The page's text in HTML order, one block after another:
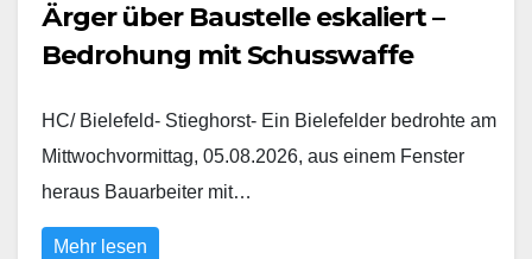
Ärger über Baustelle eskaliert –
Bedrohung mit Schusswaffe
HC/ Bielefeld- Stieghorst- Ein Bielefelder bedrohte am
Mittwochvormittag, 05.08.2026, aus einem Fenster
heraus Bauarbeiter mit…
Mehr lesen